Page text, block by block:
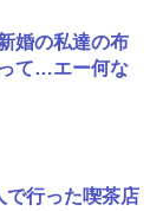
婚の私達の布
て…エー何な
で行った喫茶店